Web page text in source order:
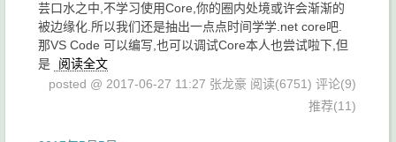
芸口水之中,不学习使用Core,你的圈内处境或许会渐渐的
被边缘化.所以我们还是抽出一点点时间学学.net core吧.
那VS Code 可以编写,也可以调试Core本人也尝试啦下,但
是
阅读全文
posted @ 2017-06-27 11:27 张龙豪 阅读(6751) 评论(9)
推荐(11)